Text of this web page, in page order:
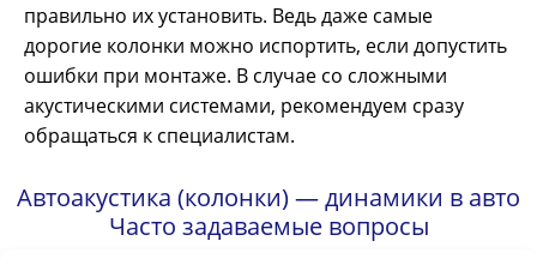
правильно их установить. Ведь даже самые
дорогие колонки можно испортить, если допустить
ошибки при монтаже. В случае со сложными
акустическими системами, рекомендуем сразу
обращаться к специалистам.
Автоакустика (колонки) — динамики в авто
Часто задаваемые вопросы